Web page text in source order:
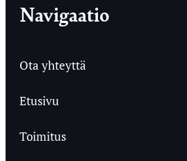
Navigaatio
Ota yhteyttä
Etusivu
Toimitus